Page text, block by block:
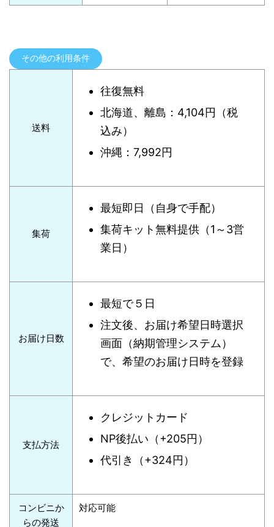
その他の利用条件
送料
往復無料
北海道、離島：4,104円（税
込み）
沖縄：7,992円
集荷
最短即日（自身で手配）
集荷キット無料提供（1～3営
業日）
お届け日数
最短で５日
注文後、お届け希望日時選択
画面（納期管理システム）
で、希望のお届け日時を登録
支払方法
クレジットカード
NP後払い（+205円）
代引き（+324円）
コンビニか
らの発送
対応可能